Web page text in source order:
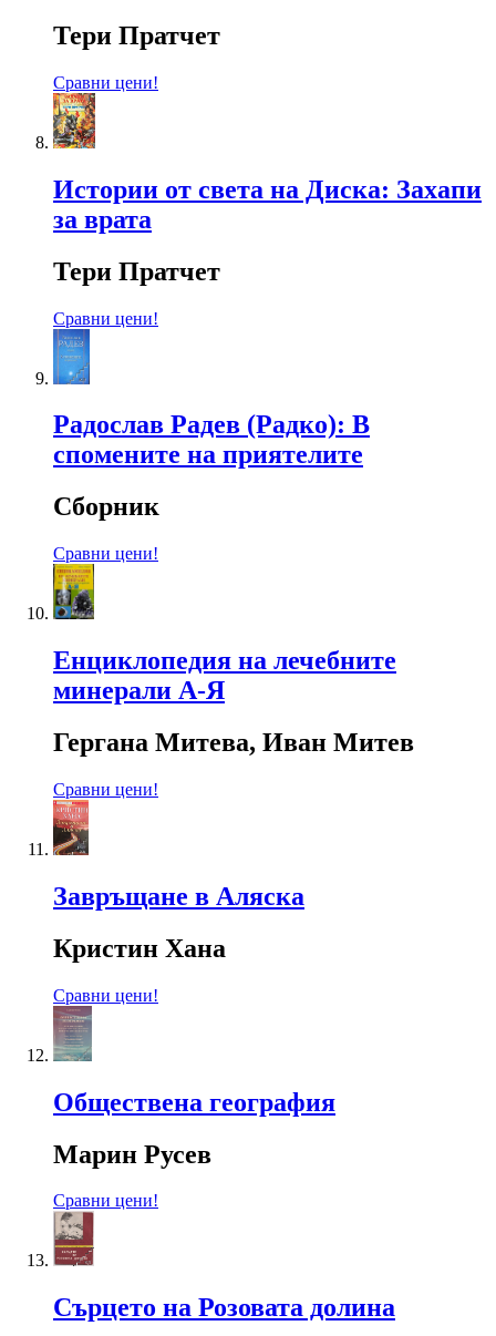
Тери Пратчет
Сравни цени!
Истории от света на Диска: Захапи
за врата
Тери Пратчет
Сравни цени!
Радослав Радев (Радко): В
спомените на приятелите
Сборник
Сравни цени!
Енциклопедия на лечебните
минерали А-Я
Гергана Митева, Иван Митев
Сравни цени!
Завръщане в Аляска
Кристин Хана
Сравни цени!
Обществена география
Марин Русев
Сравни цени!
Сърцето на Розовата долина